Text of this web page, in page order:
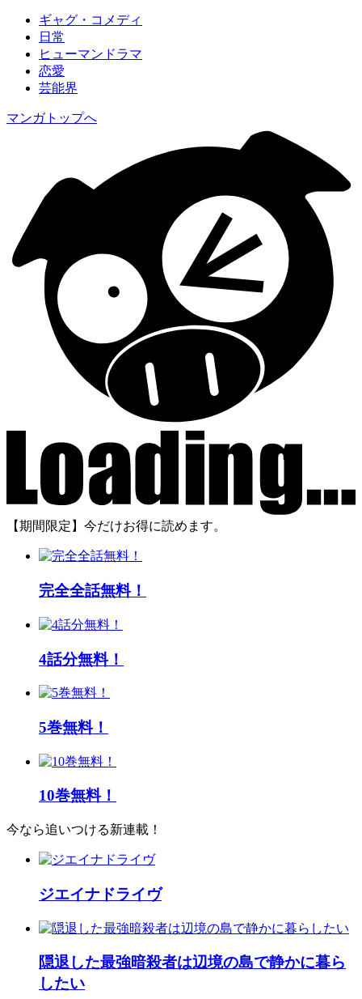
ギャグ・コメディ
日常
ヒューマンドラマ
恋愛
芸能界
マンガトップへ
【期間限定】今だけお得に読めます。
完全全話無料！
4話分無料！
5巻無料！
10巻無料！
今なら追いつける新連載！
ジエイナドライヴ
隠退した最強暗殺者は辺境の島で静かに暮ら
したい